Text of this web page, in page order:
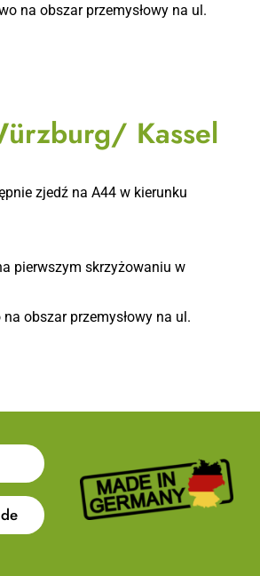
na obszar przemysłowy na ul.
Kassel
zjedź na A44 w kierunku
pierwszym skrzyżowaniu w
obszar przemysłowy na ul.